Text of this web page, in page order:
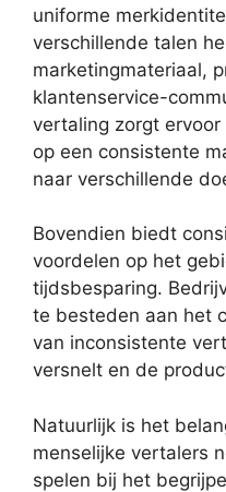
uniforme
verschillende talen
marketingmateriaal,
klantenservice-
vertaling zorgt
op een consistente
naar verschillende
Bovendien biedt
voordelen op het
tijdsbesparing.
te besteden aan het
van inconsistente
versnelt en de
Natuurlijk is het
menselijke vertalers
spelen bij het